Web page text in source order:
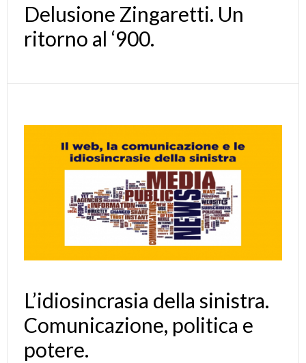
Delusione Zingaretti. Un
ritorno al ‘900.
L’idiosincrasia della sinistra.
Comunicazione, politica e
potere.